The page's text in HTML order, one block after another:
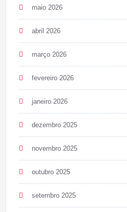
maio 2026
abril 2026
março 2026
fevereiro 2026
janeiro 2026
dezembro 2025
novembro 2025
outubro 2025
setembro 2025